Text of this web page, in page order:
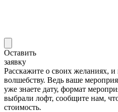
Оставить
заявку
Расскажите о своих желаниях,
волшебству. Ведь ваше
уже знаете дату, формат
выбрали лофт, сообщите нам,
стоимость.